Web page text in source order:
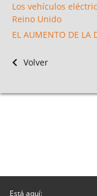
Los vehículos
Reino Unido
EL AUMENTO DE LA
Volver
Está aquí: